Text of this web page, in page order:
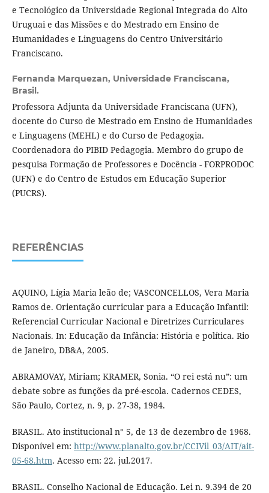
e Tecnológico da Universidade Regional Integrada do Alto
Uruguai e das Missões e do Mestrado em Ensino de
Humanidades e Linguagens do Centro Universitário
Franciscano.
Fernanda Marquezan, Universidade Franciscana,
Brasil.
Professora Adjunta da Universidade Franciscana (UFN),
docente do Curso de Mestrado em Ensino de Humanidades
e Linguagens (MEHL) e do Curso de Pedagogia.
Coordenadora do PIBID Pedagogia. Membro do grupo de
pesquisa Formação de Professores e Docência - FORPRODOC
(UFN) e do Centro de Estudos em Educação Superior
(PUCRS).
REFERÊNCIAS
AQUINO, Lígia Maria leão de; VASCONCELLOS, Vera Maria
Ramos de. Orientação curricular para a Educação Infantil:
Referencial Curricular Nacional e Diretrizes Curriculares
Nacionais. In: Educação da Infância: História e política. Rio
de Janeiro, DB&A, 2005.
ABRAMOVAY, Miriam; KRAMER, Sonia. “O rei está nu”: um
debate sobre as funções da pré-escola. Cadernos CEDES,
São Paulo, Cortez, n. 9, p. 27-38, 1984.
BRASIL. Ato institucional n° 5, de 13 de dezembro de 1968.
Disponível em: http://www.planalto.gov.br/CCIVil_03/AIT/ait-
05-68.htm. Acesso em: 22. jul.2017.
BRASIL. Conselho Nacional de Educação. Lei n. 9.394 de 20